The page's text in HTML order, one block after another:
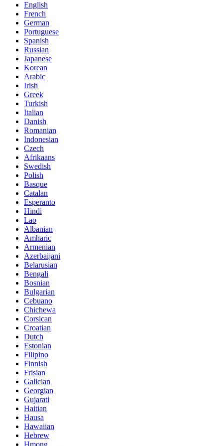
English
French
German
Portuguese
Spanish
Russian
Japanese
Korean
Arabic
Irish
Greek
Turkish
Italian
Danish
Romanian
Indonesian
Czech
Afrikaans
Swedish
Polish
Basque
Catalan
Esperanto
Hindi
Lao
Albanian
Amharic
Armenian
Azerbaijani
Belarusian
Bengali
Bosnian
Bulgarian
Cebuano
Chichewa
Corsican
Croatian
Dutch
Estonian
Filipino
Finnish
Frisian
Galician
Georgian
Gujarati
Haitian
Hausa
Hawaiian
Hebrew